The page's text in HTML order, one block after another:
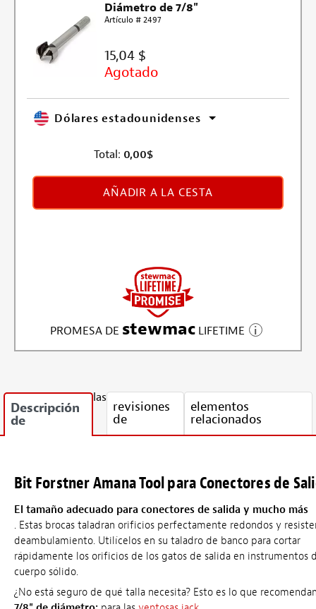
Diámetro de 7/8"
Artículo # 2497
15,04 $
Agotado
Dólares estadounidenses
Total: 0,00$
AÑADIR A LA CESTA
PROMESA DE stewmacLIFETIME
Descripción
de
las
revisiones
de
elementos
relacionados
Bit Forstner Amana Tool para Conectores de
El tamaño adecuado para conectores de salida y mucho más
. Estas brocas taladran orificios perfectamente redondos y
deambulamiento. Utilícelos en su taladro de banco para cortar
rápidamente los orificios de los gatos de salida en instrumentos
cuerpo sólido.
¿No está seguro de qué talla necesita? Esto es lo que